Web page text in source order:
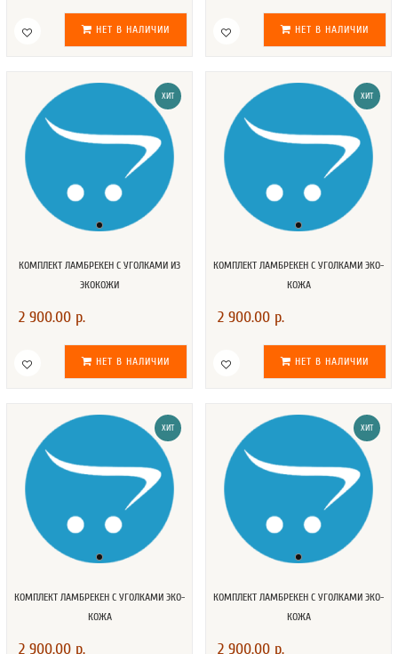
НЕТ В НАЛИЧИИ НЕТ В НАЛИЧИИ
ХИТ
КОМПЛЕКТ ЛАМБРЕКЕН С УГОЛКАМИ ИЗ
ЭКОКОЖИ
2 900.00 р.
НЕТ В НАЛИЧИИ
ХИТ
КОМПЛЕКТ ЛАМБРЕКЕН С УГОЛКАМИ ЭКО-
КОЖА
2 900.00 р.
НЕТ В НАЛИЧИИ
ХИТ
КОМПЛЕКТ ЛАМБРЕКЕН С УГОЛКАМИ ЭКО-
КОЖА
2 900.00 р.
ХИТ
КОМПЛЕКТ ЛАМБРЕКЕН С УГОЛКАМИ ЭКО-
КОЖА
2 900.00 р.